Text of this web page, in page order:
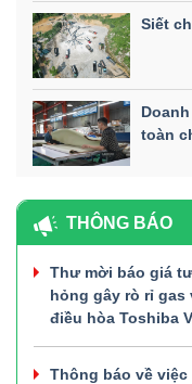
Siết
toàn
THÔNG BÁO
Thư mời báo giá
hỏng gây rò rỉ gas
điều hòa Toshiba
Thông báo về việc